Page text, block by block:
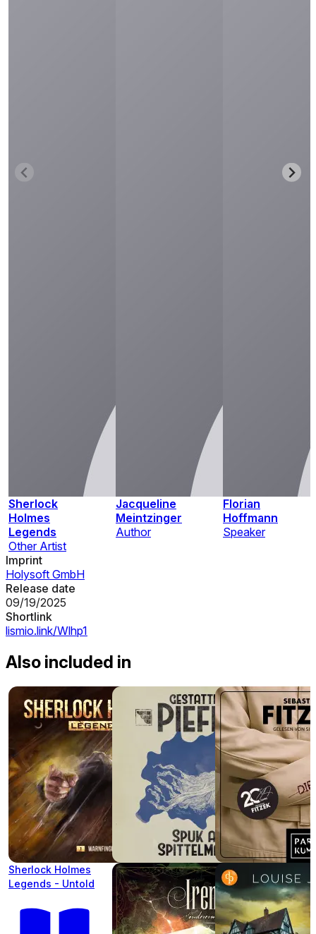
Sherlock
Holmes
Legends
Other Artist
Jacqueline
Meintzinger
Author
Florian
Hoffmann
Speaker
Imprint
Holysoft GmbH
Release date
09/19/2025
Shortlink
lismio.link/Wlhp1
Also included in
Sherlock Holmes
Legends - Untold